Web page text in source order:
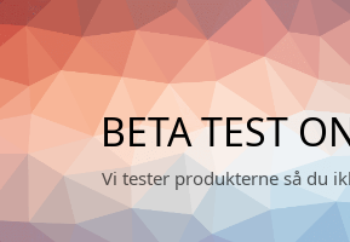
Skip
to
content
BETA TEST
Vi tester produkterne så du